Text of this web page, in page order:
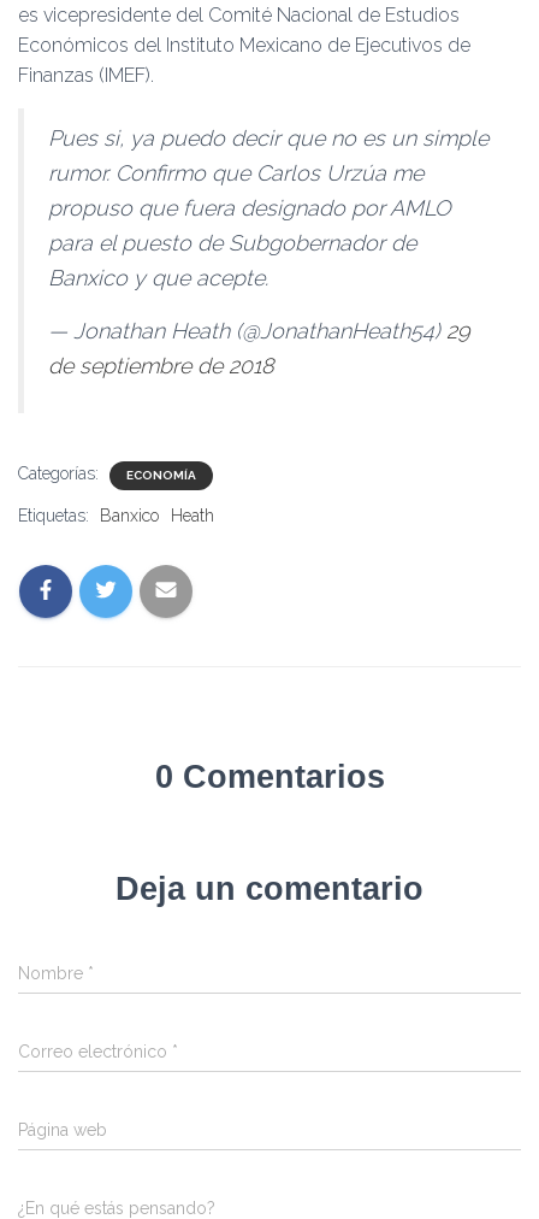
es vicepresidente del Comité Nacional de Estudios
Económicos del Instituto Mexicano de Ejecutivos de
Finanzas (IMEF).
Pues si, ya puedo decir que no es un simple
rumor. Confirmo que Carlos Urzúa me
propuso que fuera designado por AMLO
para el puesto de Subgobernador de
Banxico y que acepte.
— Jonathan Heath (@JonathanHeath54) 29
de septiembre de 2018
Categorías: ECONOMÍA
Etiquetas: Banxico Heath
0 Comentarios
Deja un comentario
Nombre *
Correo electrónico *
Página web
¿En qué estás pensando?